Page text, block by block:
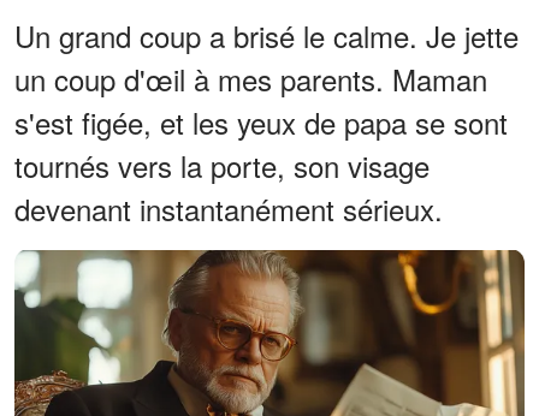
Un grand coup a brisé le calme. Je jette
un coup d'œil à mes parents. Maman
s'est figée, et les yeux de papa se sont
tournés vers la porte, son visage
devenant instantanément sérieux.